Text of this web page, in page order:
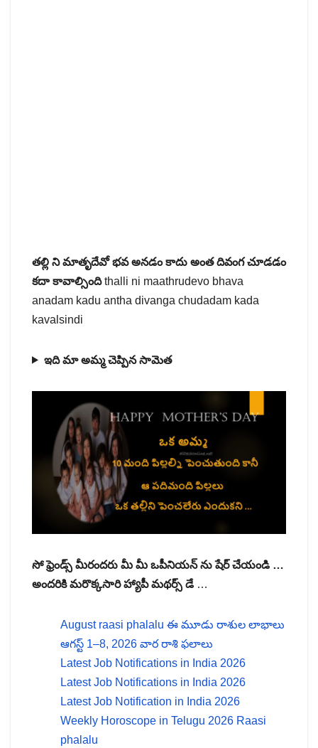
తల్లి ని మాతృదేవో భవ అనడం కాదు అంత దివంగ చూడడం
కదా కావాల్సిందిthalli ni maathrudevo bhava
anadam kadu antha divanga chudadam kada
kavalsindi
ఇది మా అమ్మ చెప్పిన సామెత
సో ఫ్రెండ్స్ మీరందరు మీ మీ ఒపీనియన్ ను షేర్ చేయండి …
అందరికి మరొక్కసారి హ్యాపీ మథర్స్ డే …
August raasi phalalu ఈ మూడు రాశుల లాభాలు
ఆగస్ట్ 1–8, 2026 వార రాశి ఫలాలు
Latest Job Notifications in India 2026
Latest Job Notifications in India 2026
Latest Job Notification in India 2026
Weekly Horoscope in Telugu 2026 Raasi
phalalu